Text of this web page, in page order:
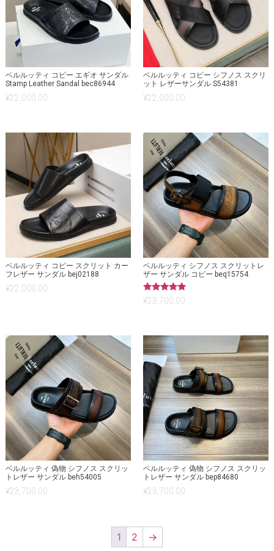
ベルルッティ コピー エギオ サンダル
Stamp Leather Sandal bec86944
¥22,000.00
ベルルッティ コピー シフノス スクリ
ット レザーサンダル S54381
¥22,000.00
ベルルッティ コピー スクリット カー
フレザー サンダル bej02188
¥22,000.00
ベルルッティ シフノス スクリットレ
ザー サンダル コピー beq15754
5段階中
5.00
¥23,700.00
ベルルッティ 偽物 シフノス スクリッ
トレザー サンダル beh54005
¥23,700.00
ベルルッティ 偽物 シフノス スクリッ
トレザー サンダル bep84680
¥23,700.00
1 2 →